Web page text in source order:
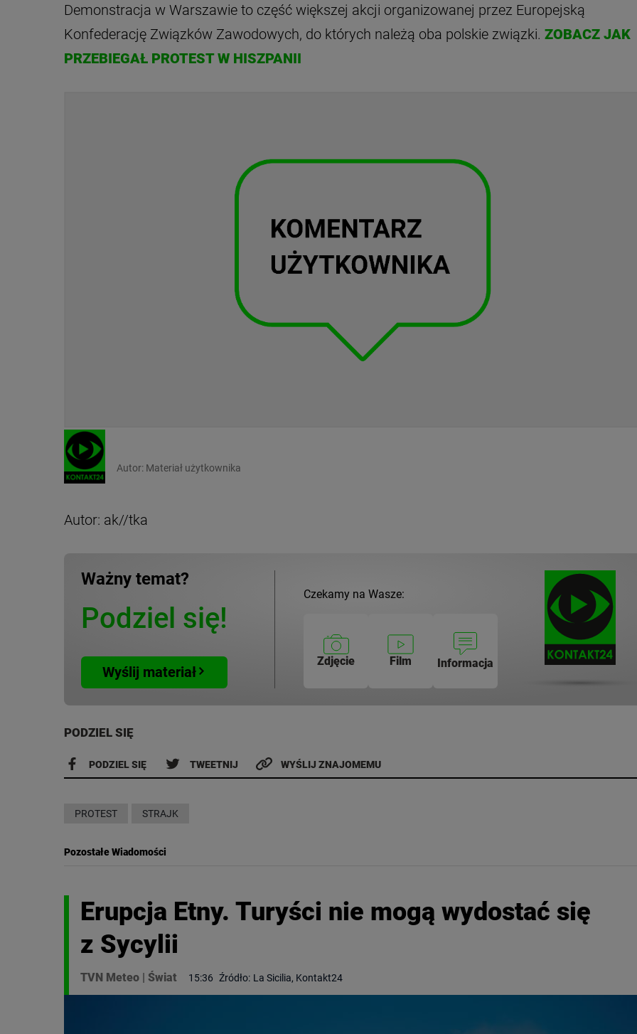
Demonstracja w Warszawie to część większej akcji organizowanej przez Europejską
Konfederację Związków Zawodowych, do których należą oba polskie związki. ZOBACZ JAK
PRZEBIEGAŁ PROTEST W HISZPANII
Autor: Materiał użytkownika
Autor: ak//tka
Ważny temat?
Podziel się!
Wyślij materiał
Czekamy na Wasze:
Zdjęcie Film Informacja
PODZIEL SIĘ
PODZIEL SIĘ TWEETNIJ WYŚLIJ ZNAJOMEMU
PROTEST STRAJK
Pozostałe Wiadomości
Erupcja Etny. Turyści nie mogą wydostać się
z Sycylii
TVN Meteo | Świat 15:36 Źródło: La Sicilia, Kontakt24